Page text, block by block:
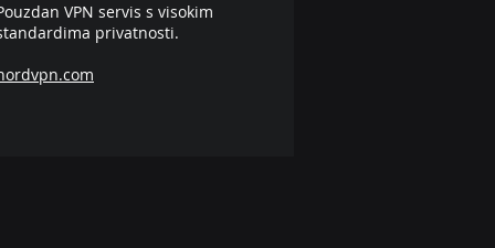
VPN servis s visokim
privatnosti.